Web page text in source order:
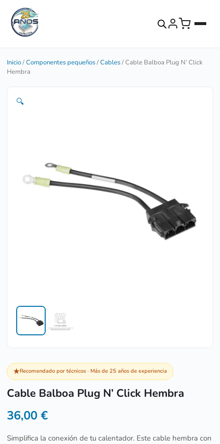
Inicio/Componentes pequeños/Cables/ Cable Balboa Plug N’ Click
Hembra
🔍
★Recomendado por técnicos · Más de 25 años de experiencia
Cable Balboa Plug N’ Click Hembra
36,00 €
Simplifica la conexión de tu calentador. Este cable hembra con